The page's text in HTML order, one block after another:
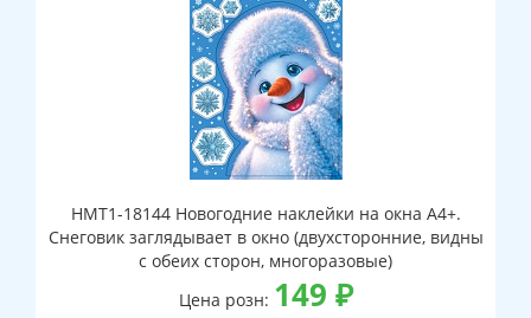
НМТ1-18144 Новогодние наклейки на окна А4+.
Снеговик заглядывает в окно (двухсторонние, видны
с обеих сторон, многоразовые)
Цена розн: 149 ₽